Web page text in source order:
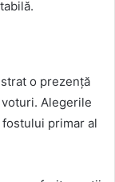
o prezență
Alegerile
primar al